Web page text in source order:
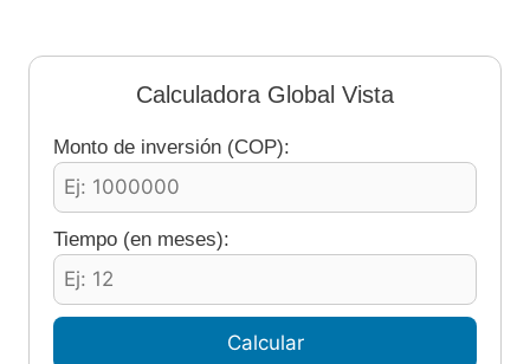
Calculadora Global Vista
Monto de inversión (COP):
Tiempo (en meses):
Calcular